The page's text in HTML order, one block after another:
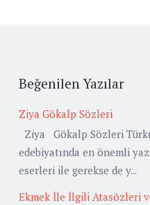
Beğenilen Yazılar
Ziya Gökalp Sözleri
Ziya Gökalp Sözleri
edebiyatında en önemli
eserleri ile gerekse de y...
Ekmek İle İlgili Atasözleri